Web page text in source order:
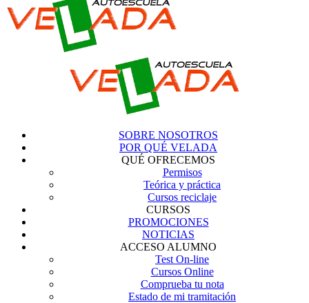
SOBRE NOSOTROS
POR QUÉ VELADA
QUÉ OFRECEMOS
Permisos
Teórica y práctica
Cursos reciclaje
CURSOS
PROMOCIONES
NOTICIAS
ACCESO ALUMNO
Test On-line
Cursos Online
Comprueba tu nota
Estado de mi tramitación